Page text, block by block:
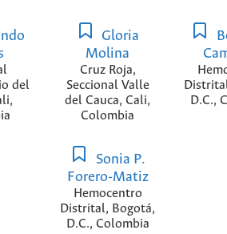
del
Gloria
Molina
Cruz Roja,
Seccional Valle
del Cauca, Cali,
Colombia
D.C.,
Sonia P.
Forero-Matiz
Hemocentro
Distrital, Bogotá,
D.C., Colombia